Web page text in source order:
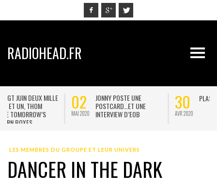
RADIOHEAD.FR
02
MAI 2020
JONNY POSTE UNE
POSTCARD…ET UNE
INTERVIEW D’EOB
30
AVR 2020
PLASTICINE FIGURES
LES MEMBRES DU GROUPE ET LEUR UNIVERS
DANCER IN THE DARK